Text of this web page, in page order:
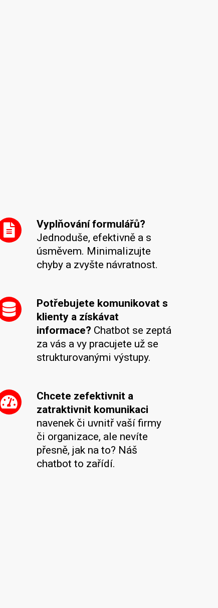
Vyplňování formulářů?
Jednoduše, efektivně a s
úsměvem. Minimalizujte
chyby a zvyšte návratnost.
Potřebujete komunikovat s
klienty a získávat
informace? Chatbot se zeptá
za vás a vy pracujete už se
strukturovanými výstupy.
Chcete zefektivnit a
zatraktivnit komunikaci
navenek či uvnitř vaší firmy
či organizace, ale nevíte
přesně, jak na to? Náš
chatbot to zařídí.